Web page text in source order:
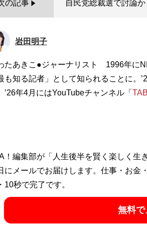
の記事 自民党総裁選で討論
岩田明子
たあきこ●ジャーナリスト 1996年に
も知る記者」として知られることに。
’26年4月にはYouTubeチャンネル「
！編集部が「人生後半を賢く楽しく生
にメールでお届けします。仕事・お
10秒で完了です。
無料